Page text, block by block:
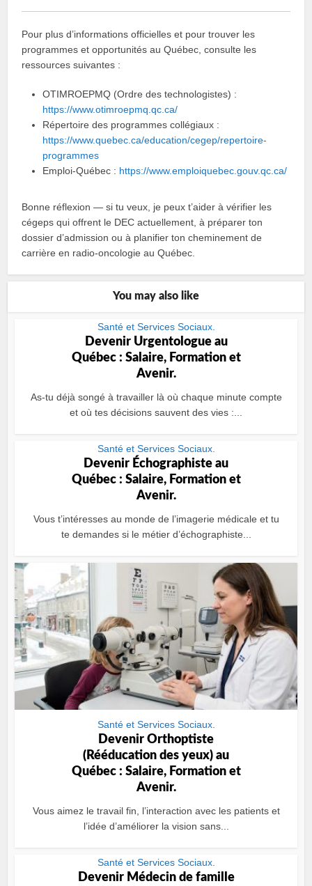
Pour plus d’informations officielles et pour trouver les
programmes et opportunités au Québec, consulte les
ressources suivantes :
OTIMROEPMQ (Ordre des technologistes) :
https://www.otimroepmq.qc.ca/
Répertoire des programmes collégiaux :
https://www.quebec.ca/education/cegep/repertoire-
programmes
Emploi‑Québec : https://www.emploiquebec.gouv.qc.ca/
Bonne réflexion — si tu veux, je peux t’aider à vérifier les
cégeps qui offrent le DEC actuellement, à préparer ton
dossier d’admission ou à planifier ton cheminement de
carrière en radio‑oncologie au Québec.
You may also like
Santé et Services Sociaux.
Devenir Urgentologue au
Québec : Salaire, Formation et
Avenir.
As-tu déjà songé à travailler là où chaque minute compte
et où tes décisions sauvent des vies :...
Santé et Services Sociaux.
Devenir Échographiste au
Québec : Salaire, Formation et
Avenir.
Vous t’intéresses au monde de l’imagerie médicale et tu
te demandes si le métier d’échographiste...
Santé et Services Sociaux.
Devenir Orthoptiste
(Rééducation des yeux) au
Québec : Salaire, Formation et
Avenir.
Vous aimez le travail fin, l’interaction avec les patients et
l’idée d’améliorer la vision sans...
Santé et Services Sociaux.
Devenir Médecin de famille